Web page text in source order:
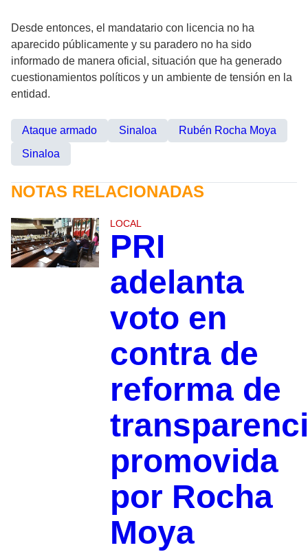
Desde entonces, el mandatario con licencia no ha
aparecido públicamente y su paradero no ha sido
informado de manera oficial, situación que ha generado
cuestionamientos políticos y un ambiente de tensión en la
entidad.
Ataque armado Sinaloa
Rubén Rocha Moya
Sinaloa
NOTAS RELACIONADAS
LOCAL
PRI
adelanta
voto en
contra de
reforma de
promovida
por Rocha
Moya